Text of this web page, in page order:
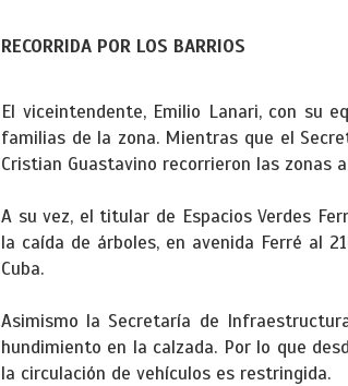
RECORRIDA POR LOS BARRIOS
El viceintendente, Emilio Lanari, con su
familias de la zona. Mientras que el
Cristian Guastavino recorrieron las zonas
A su vez, el titular de Espacios Verdes
la caída de árboles, en avenida Ferré al
Cuba.
Asimismo la Secretaría de
hundimiento en la calzada. Por lo que
la circulación de vehículos es restringida.